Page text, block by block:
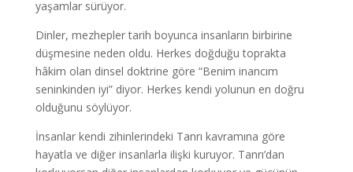
yaşamlar sürüyor.
Dinler, mezhepler tarih boyunca insanların birbirine
düşmesine neden oldu. Herkes doğduğu toprakta
hâkim olan dinsel doktrine göre “Benim inancım
seninkinden iyi” diyor. Herkes kendi yolunun en doğru
olduğunu söylüyor.
İnsanlar kendi zihinlerindeki Tanrı kavramına göre
hayatla ve diğer insanlarla ilişki kuruyor. Tanrı’dan